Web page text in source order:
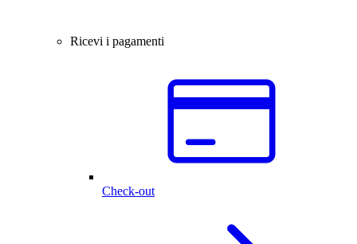
Ricevi i pagamenti
Check-out